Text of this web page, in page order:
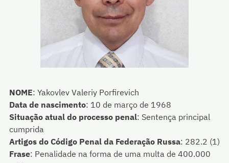
NOME: Yakovlev Valeriy Porfirevich
Data de nascimento: 10 de março de 1968
Situação atual do processo penal: Sentença principal
cumprida
Artigos do Código Penal da Federação Russa: 282.2 (1)
Frase: Penalidade na forma de uma multa de 400.000